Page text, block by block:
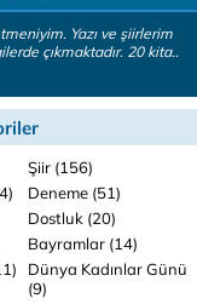
Yazı ve şiirlerim
çıkmaktadır. 20 kita..
Şiir (156)
Deneme (51)
Dostluk (20)
Bayramlar (14)
Dünya Kadınlar Günü
(9)